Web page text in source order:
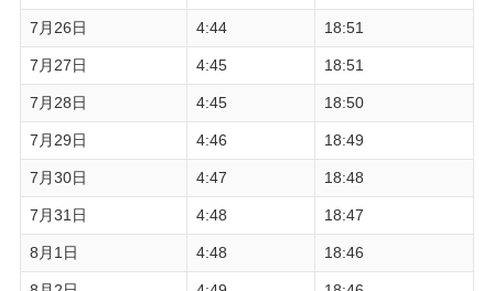
7月26日 4:44 18:51
7月27日 4:45 18:51
7月28日 4:45 18:50
7月29日 4:46 18:49
7月30日 4:47 18:48
7月31日 4:48 18:47
8月1日 4:48 18:46